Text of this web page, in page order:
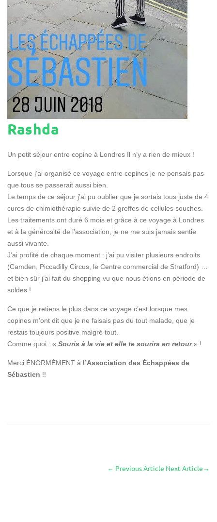
Rashda
Un petit séjour entre copine à Londres Il n’y a rien de mieux !
Lorsque j’ai organisé ce voyage entre copines je ne pensais pas
que tous se passerait aussi bien.
Le temps de ce séjour j’ai pu oublier que je sortais tous juste de 4
cures de chimiothérapie suivie de 2 greffes de cellules souches.
Les traitements ont duré 6 mois et grâce à ce voyage à Londres
et à la générosité de l’association, je ne me suis jamais sentie
aussi vivante.
J’ai profité de chaque moment : j’ai pu visiter plusieurs endroits
(Camden, Piccadilly Circus, le Centre commercial de Stratford) …
et bien sûr j’ai fait du shopping vu que nous étions en période de
soldes !
Ce que je retiens le plus dans ce voyage c’est lorsque mes
copines m’ont dit que je ne faisais pas du tout malade, que je
restais toujours positive malgré tout.
Comme quoi : « Souris à la vie et elle te sourira en retour» !
Merci ÉNORMÉMENT à l’Association des Échappées de
Sébastien !!
← Previous Article Next Article→